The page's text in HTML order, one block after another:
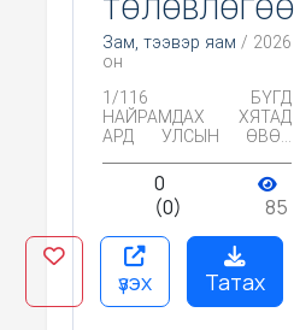
ТӨЛӨВЛӨГӨӨ
Зам, тээвэр яам / 2026
он
1/116 БҮГД
НАЙРАМДАХ ХЯТАД
АРД УЛСЫН ӨВӨР
ЗАСАХ ОРНЫ НИЙГЭМ,
ЭДИЙН ЗАСГИЙГ
ХӨГЖҮҮЛЭХ АРВАН
ТАВ ДУГААР ТАВАН
ЖИЛИЙН
ТӨЛӨВЛӨГӨӨНИЙ
ОРЧУУЛГА ГХЯ
0
(0)
85
үзэх Татах